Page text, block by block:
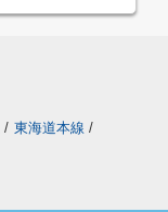
/ 東海道本線 /